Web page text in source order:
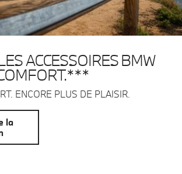
ACCESSOIRES BMW
ENCORE PLUS DE PLAISIR.
la